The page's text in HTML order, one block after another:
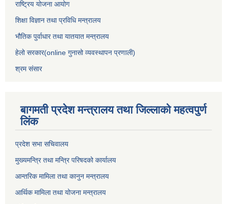
राष्ट्रिय योजना आयोग
शिक्षा विज्ञान तथा प्रविधि मन्त्रालय
भौतिक पुर्वाधार तथा यातयात मन्त्रालय
हेलो सरकार(online गुनासो व्यवस्थापन प्रणाली)
श्रम संसार
बागमती प्रदेश मन्त्रालय तथा जिल्लाको महत्वपुर्ण
लिंक
प्रदेश सभा सचिवालय
मुख्यमन्त्रि तथा मन्त्रि परिषदको कार्यालय
आन्तरिक मामिला तथा कानुन मन्त्रालय
आर्थिक मामिला तथा योजना मन्त्रालय